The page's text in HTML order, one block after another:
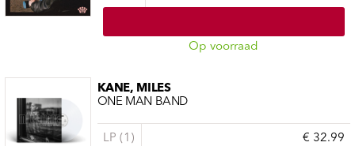
Op voorraad
KANE, MILES
ONE MAN BAND
LP (1) € 32.99